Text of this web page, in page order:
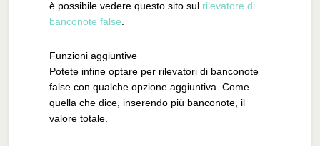
è possibile vedere questo sito sul rilevatore di
banconote false.
Funzioni aggiuntive
Potete infine optare per rilevatori di banconote
false con qualche opzione aggiuntiva. Come
quella che dice, inserendo più banconote, il
valore totale.